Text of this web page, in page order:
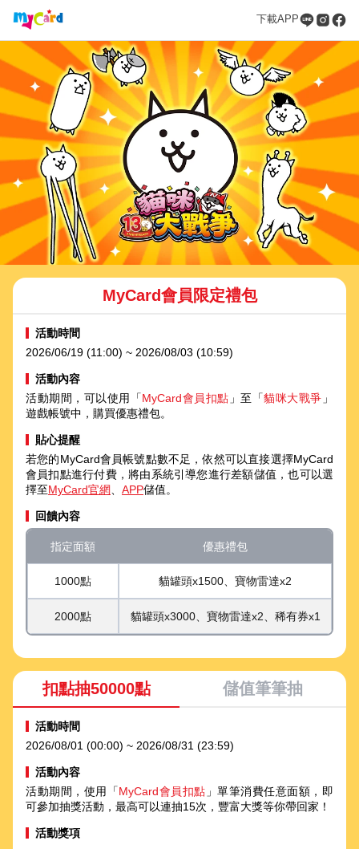
下載APP
MyCard會員限定禮包
活動時間
2026/06/19 (11:00) ~ 2026/08/03 (10:59)
活動內容
活動期間，可以使用「MyCard會員扣點 」至「貓咪大戰爭 」
遊戲帳號中，購買優惠禮包。
貼心提醒
若您的MyCard會員帳號點數不足，依然可以直接選擇MyCard
會員扣點進行付費，將由系統引導您進行差額儲值，也可以選
擇至MyCard官網 APP儲值。
回饋內容
指定面額 優惠禮包
1000點 貓罐頭x1500、寶物雷達x2
2000點 貓罐頭x3000、寶物雷達x2、稀有券x1
扣點抽50000點 儲值筆筆抽
活動時間
2026/08/01 (00:00) ~ 2026/08/31 (23:59)
活動內容
活動期間，使用「MyCard會員扣點 」單筆消費任意面額，即
可參加抽獎活動，最高可以連抽15次，豐富大獎等你帶回家！
活動獎項